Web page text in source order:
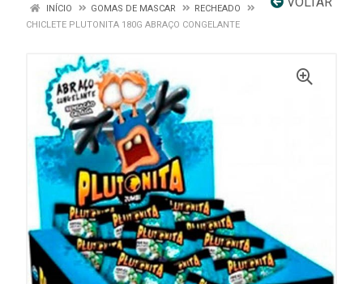
INÍCIO GOMAS DE MASCAR
RECHEADO
CHICLETE PLUTONITA 180G ABRAÇO CONGELANTE